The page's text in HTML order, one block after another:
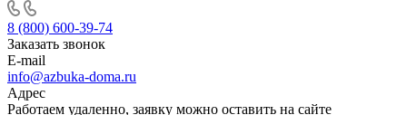
8 (800) 600-39-74
Заказать звонок
E-mail
info@azbuka-doma.ru
Адрес
Работаем удаленно, заявку можно оставить на сайте